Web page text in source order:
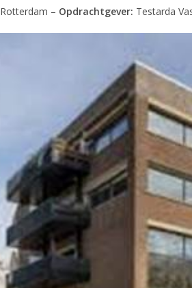
Rotterdam – Opdrachtgever: Testarda